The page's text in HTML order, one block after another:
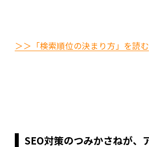
＞＞「検索順位の決まり方」を読む
SEO対策のつみかさねが、